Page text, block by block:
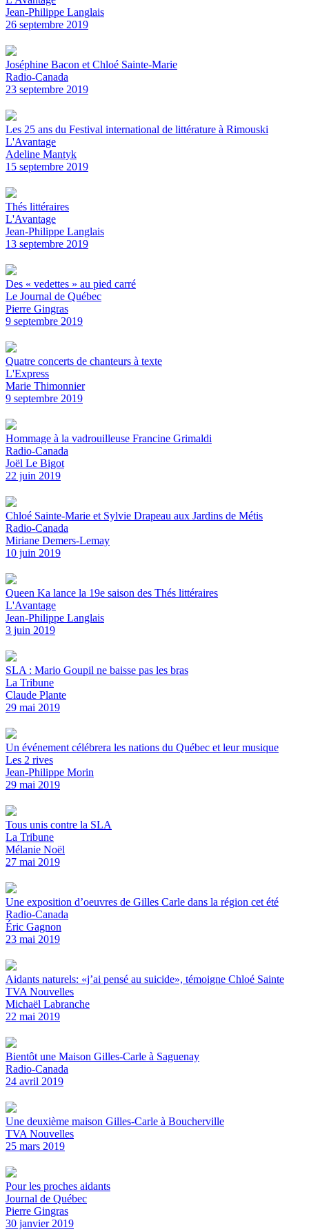
Jean-Philippe Langlais
26 septembre 2019
Joséphine Bacon et Chloé Sainte-Marie
Radio-Canada
23 septembre 2019
Les 25 ans du Festival international de littérature à Rimouski
L'Avantage
Adeline Mantyk
15 septembre 2019
Thés littéraires
L'Avantage
Jean-Philippe Langlais
13 septembre 2019
Des « vedettes » au pied carré
Le Journal de Québec
Pierre Gingras
9 septembre 2019
Quatre concerts de chanteurs à texte
L'Express
Marie Thimonnier
9 septembre 2019
Hommage à la vadrouilleuse Francine Grimaldi
Radio-Canada
Joël Le Bigot
22 juin 2019
Chloé Sainte-Marie et Sylvie Drapeau aux Jardins de Métis
Radio-Canada
Miriane Demers-Lemay
10 juin 2019
Queen Ka lance la 19e saison des Thés littéraires
L'Avantage
Jean-Philippe Langlais
3 juin 2019
SLA : Mario Goupil ne baisse pas les bras
La Tribune
Claude Plante
29 mai 2019
Un événement célébrera les nations du Québec et leur musique
Les 2 rives
Jean-Philippe Morin
29 mai 2019
Tous unis contre la SLA
La Tribune
Mélanie Noël
27 mai 2019
Une exposition d’oeuvres de Gilles Carle dans la région cet été
Radio-Canada
Éric Gagnon
23 mai 2019
Aidants naturels: «j’ai pensé au suicide», témoigne Chloé Sainte
TVA Nouvelles
Michaël Labranche
22 mai 2019
Bientôt une Maison Gilles-Carle à Saguenay
Radio-Canada
24 avril 2019
Une deuxième maison Gilles-Carle à Boucherville
TVA Nouvelles
25 mars 2019
Pour les proches aidants
Journal de Québec
Pierre Gingras
30 janvier 2019